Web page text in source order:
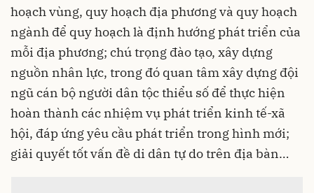
hoạch vùng, quy hoạch địa phương và quy hoạch
ngành để quy hoạch là định hướng phát triển của
mỗi địa phương; chú trọng đào tạo, xây dựng
nguồn nhân lực, trong đó quan tâm xây dựng đội
ngũ cán bộ người dân tộc thiểu số để thực hiện
hoàn thành các nhiệm vụ phát triển kinh tế-xã
hội, đáp ứng yêu cầu phát triển trong hình mới;
giải quyết tốt vấn đề di dân tự do trên địa bàn…